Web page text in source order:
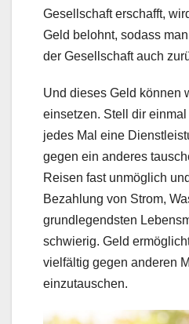
Gesellschaft erschafft,
Geld belohnt, sodass
der Gesellschaft auch
Und dieses Geld können
einsetzen. Stell dir einmal
jedes Mal eine
gegen ein anderes
Reisen fast unmöglich
Bezahlung von Strom,
grundlegendsten
schwierig. Geld
vielfältig gegen anderen
einzutauschen.